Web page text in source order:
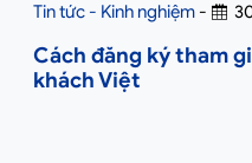
Tin tức - Kinh nghiệm -
Cách đăng ký tham
khách Việt